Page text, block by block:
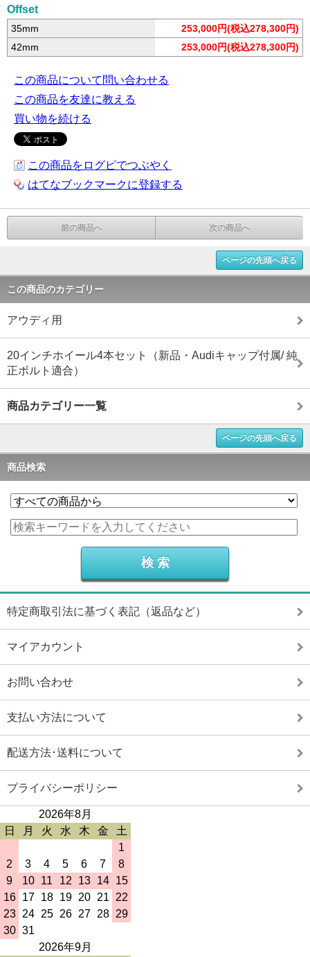
Offset
35mm
253,000円(税込278,300円)
42mm
253,000円(税込278,300円)
この商品について問い合わせる
この商品を友達に教える
買い物を続ける
この商品をログピでつぶやく
はてなブックマークに登録する
前の商品へ 次の商品へ
ページの先頭へ戻る
この商品のカテゴリー
アウディ用
20インチホイール4本セット（新品・Audiキャップ付属/ 純
正ボルト適合）
商品カテゴリー一覧
ページの先頭へ戻る
商品検索
特定商取引法に基づく表記（返品など）
マイアカウント
お問い合わせ
支払い方法について
配送方法･送料について
プライバシーポリシー
2026年8月
日
月 火 水 木 金
土
1
2
3 4 5 6 7
8
9
10 11 12 13 14
15
16
17 18 19 20 21
22
23
24 25 26 27 28
29
30 31
2026年9月